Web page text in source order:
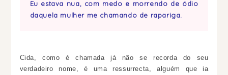
Eu estava nua, com medo e morrendo de ódio
daquela mulher me chamando de rapariga.
Cida, como é chamada já não se recorda do seu
verdadeiro nome, é uma ressurrecta, alguém que ia